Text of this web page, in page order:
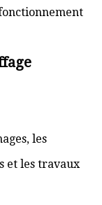
les
et les travaux